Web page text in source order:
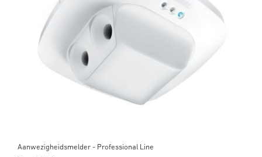
Aanwezigheidsmelder - Professional Line